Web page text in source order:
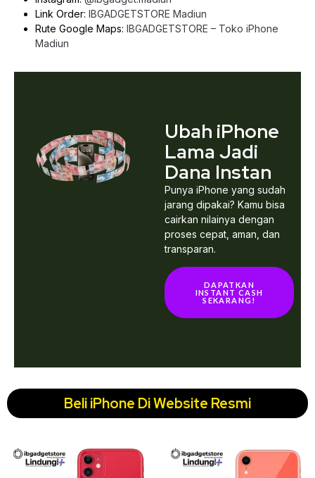
Link Order: IBGADGETSTORE Madiun
Rute Google Maps: IBGADGETSTORE – Toko iPhone
Madiun
Ubah iPhone
Lama Jadi
Dana Instan
Punya iPhone yang sudah
jarang dipakai? Kamu bisa
cairkan nilainya dengan
proses cepat, aman, dan
transparan.
DAPATKAN
INSTANT CASH
SEKARANG!
Beli iPhone Di Website Resmi